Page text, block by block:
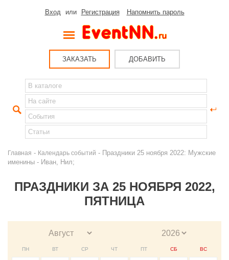
Вход или Регистрация Напомнить пароль
ЗАКАЗАТЬ ДОБАВИТЬ
Главная - Календарь событий - Праздники 25 ноября 2022: Мужские
именины - Иван, Нил;
ПРАЗДНИКИ ЗА 25 НОЯБРЯ 2022,
ПЯТНИЦА
ПН ВТ СР ЧТ ПТ СБ ВС